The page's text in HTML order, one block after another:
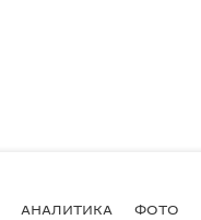
АНАЛИТИКА ФОТО